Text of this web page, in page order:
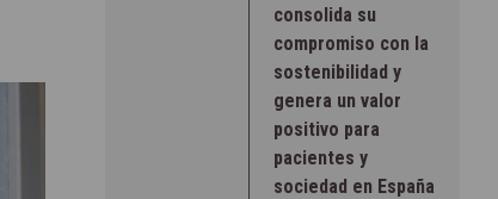
consolida su
compromiso con la
sostenibilidad y
genera un valor
positivo para
pacientes y
sociedad en España